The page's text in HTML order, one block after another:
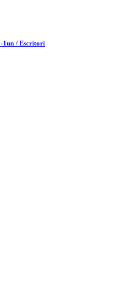
-1un / Escritori